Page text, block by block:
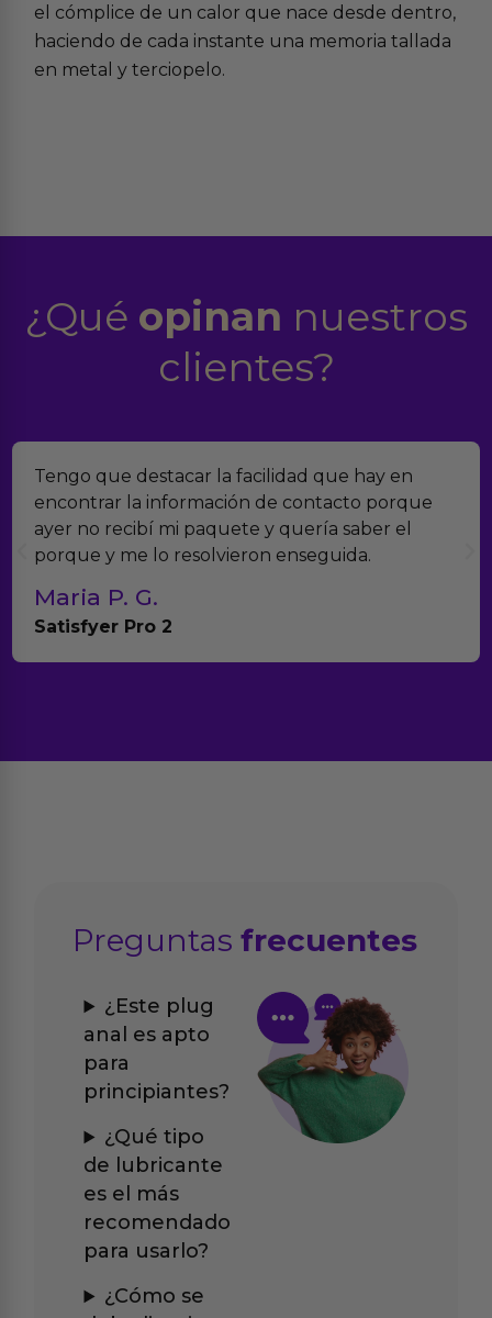
el cómplice de un calor que nace desde dentro,
haciendo de cada instante una memoria tallada
en metal y terciopelo.
¿Qué opinan nuestros
clientes?
Encontramos Erotiks a través de Google
verdad es que nos han sorprendido.
muchísimos productos y han sido super
con el seguimiento del pedido.
Teresa y Diego
Anna Huevo Vibrador
Preguntasfrecuentes
¿Este plug
anal es apto
para
principiantes?
¿Qué tipo
de lubricante
es el más
recomendado
para usarlo?
¿Cómo se